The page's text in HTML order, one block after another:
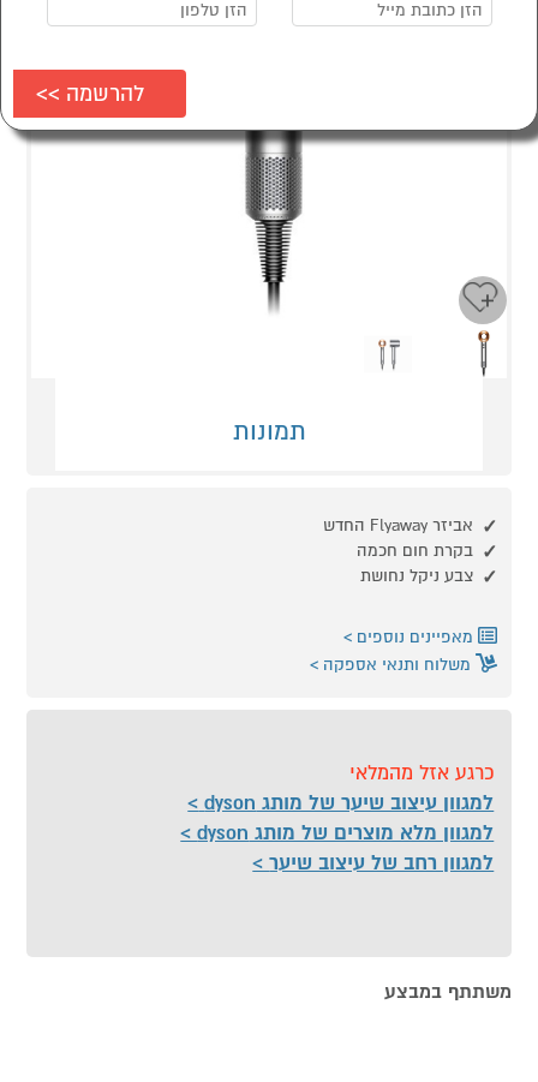
תמונות
אביזר Flyaway החדש
בקרת חום חכמה
צבע ניקל נחושת
מאפיינים נוספים
משלוח ותנאי אספקה
כרגע אזל מהמלאי
למגוון עיצוב שיער של מותג dyson
למגוון מלא מוצרים של מותג dyson
למגוון רחב של עיצוב שיער
משתתף במבצע